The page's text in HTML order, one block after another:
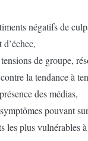
négatifs de
d’échec,
de groupe,
la tendance à
des médias,
pouvant
les plus vulnérables